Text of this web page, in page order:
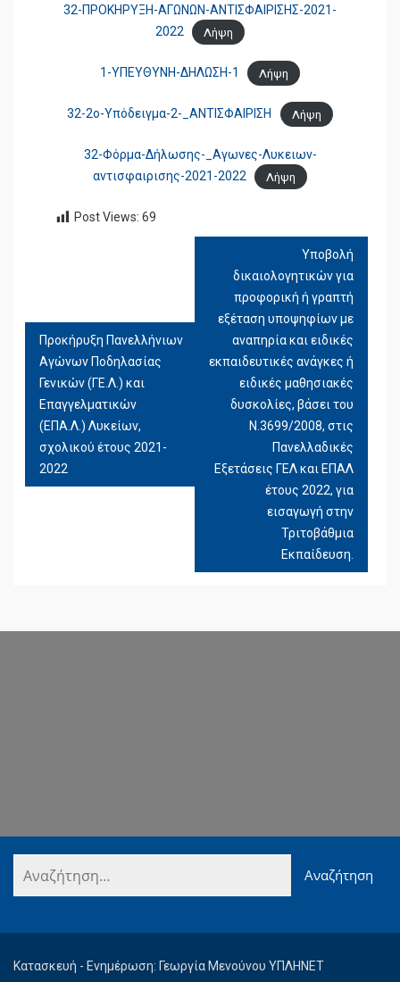
32-ΠΡΟΚΗΡΥΞΗ-ΑΓΩΝΩΝ-ΑΝΤΙΣΦΑΙΡΙΣΗΣ-2021-
2022
Λήψη
1-ΥΠΕΥΘΥΝΗ-ΔΗΛΩΣΗ-1 Λήψη
32-2ο-Υπόδειγμα-2-_ΑΝΤΙΣΦΑΙΡΙΣΗ Λήψη
32-Φόρμα-Δήλωσης-_Αγωνες-Λυκειων-
αντισφαιρισης-2021-2022
Λήψη
Post Views: 69
Προκήρυξη Πανελλήνιων
Αγώνων Ποδηλασίας
Γενικών (ΓΕ.Λ.) και
Επαγγελματικών
(ΕΠΑ.Λ.) Λυκείων,
σχολικού έτους 2021-
2022
Υποβολή
δικαιολογητικών για
προφορική ή γραπτή
εξέταση υποψηφίων με
αναπηρία και ειδικές
εκπαιδευτικές ανάγκες ή
ειδικές μαθησιακές
δυσκολίες, βάσει του
Ν.3699/2008, στις
Πανελλαδικές
Εξετάσεις ΓΕΛ και ΕΠΑΛ
έτους 2022, για
εισαγωγή στην
Τριτοβάθμια
Εκπαίδευση.
Κατασκευή - Ενημέρωση: Γεωργία Μενούνου ΥΠΛΗΝΕΤ